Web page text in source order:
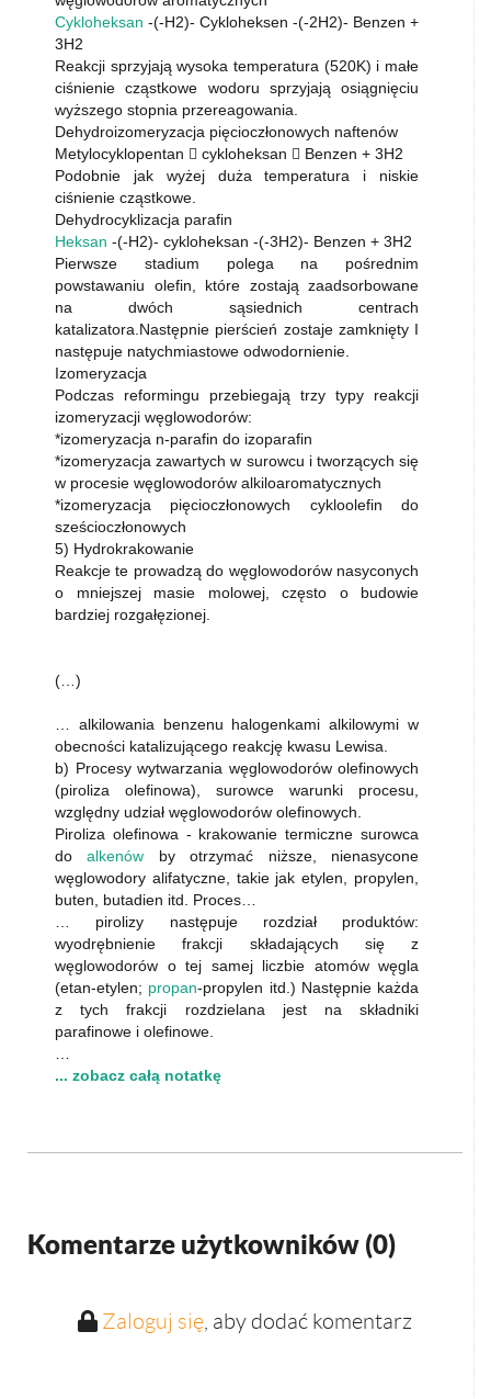
Cykloheksan -(-H2)- Cykloheksen -(-2H2)- Benzen +
3H2
Reakcji sprzyjają wysoka temperatura (520K) i małe
ciśnienie cząstkowe wodoru sprzyjają osiągnięciu
wyższego stopnia przereagowania.
Dehydroizomeryzacja pięcioczłonowych naftenów
Metylocyklopentan  cykloheksan  Benzen + 3H2
Podobnie jak wyżej duża temperatura i niskie
ciśnienie cząstkowe.
Dehydrocyklizacja parafin
Heksan -(-H2)- cykloheksan -(-3H2)- Benzen + 3H2
Pierwsze stadium polega na pośrednim
powstawaniu olefin, które zostają zaadsorbowane
na dwóch sąsiednich centrach
katalizatora.Następnie pierścień zostaje zamknięty I
następuje natychmiastowe odwodornienie.
Izomeryzacja
Podczas reformingu przebiegają trzy typy reakcji
izomeryzacji węglowodorów:
*izomeryzacja n-parafin do izoparafin
*izomeryzacja zawartych w surowcu i tworzących się
w procesie węglowodorów alkiloaromatycznych
*izomeryzacja pięcioczłonowych cykloolefin do
sześcioczłonowych
5) Hydrokrakowanie
Reakcje te prowadzą do węglowodorów nasyconych
o mniejszej masie molowej, często o budowie
bardziej rozgałęzionej.
(…)
… alkilowania benzenu halogenkami alkilowymi w
obecności katalizującego reakcję kwasu Lewisa.
b) Procesy wytwarzania węglowodorów olefinowych
(piroliza olefinowa), surowce warunki procesu,
względny udział węglowodorów olefinowych.
Piroliza olefinowa - krakowanie termiczne surowca
doalkenów by otrzymać niższe, nienasycone
węglowodory alifatyczne, takie jak etylen, propylen,
buten, butadien itd. Proces…
… pirolizy następuje rozdział produktów:
wyodrębnienie frakcji składających się z
węglowodorów o tej samej liczbie atomów węgla
(etan-etylen; propan-propylen itd.) Następnie każda
z tych frakcji rozdzielana jest na składniki
parafinowe i olefinowe.
... zobacz całą notatkę
Komentarze użytkowników (0)
Zaloguj się, aby dodać komentarz